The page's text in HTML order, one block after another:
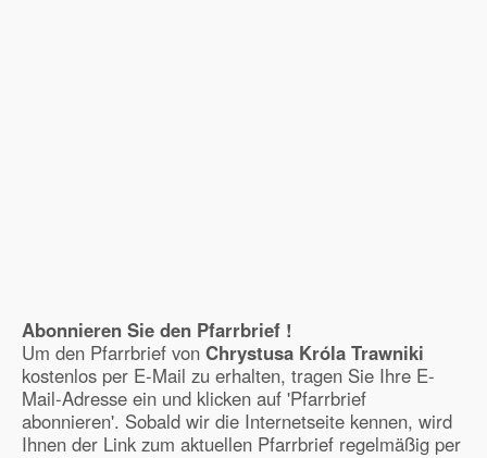
Abonnieren Sie den Pfarrbrief !
Um den Pfarrbrief von Chrystusa Króla Trawniki
kostenlos per E-Mail zu erhalten, tragen Sie Ihre E-
Mail-Adresse ein und klicken auf 'Pfarrbrief
abonnieren'. Sobald wir die Internetseite kennen, wird
Ihnen der Link zum aktuellen Pfarrbrief regelmäßig per